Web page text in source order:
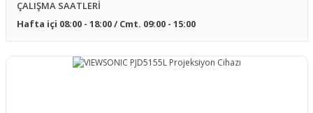
ÇALIŞMA SAATLERİ
Hafta içi 08:00 - 18:00 / Cmt. 09:00 - 15:00